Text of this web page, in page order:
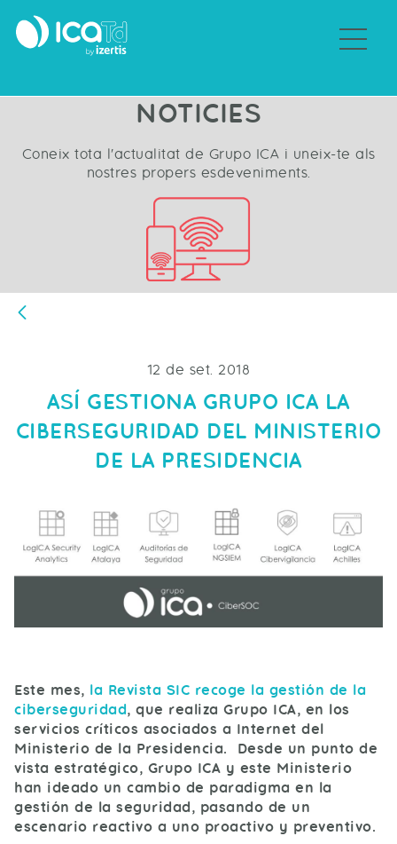
NOTICIES
Coneix tota l'actualitat de Grupo ICA i uneix-te als
nostres propers esdeveniments.
12 de set. 2018
ASÍ GESTIONA GRUPO ICA LA
CIBERSEGURIDAD DEL MINISTERIO
DE LA PRESIDENCIA
Este mes, la Revista SIC recoge la gestión de la
ciberseguridad, que realiza Grupo ICA, en los
servicios críticos asociados a Internet del
Ministerio de la Presidencia. Desde un punto de
vista estratégico, Grupo ICA y este Ministerio
han ideado un cambio de paradigma en la
gestión de la seguridad, pasando de un
escenario reactivo a uno proactivo y preventivo.